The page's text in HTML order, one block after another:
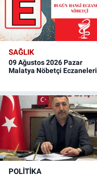
SAĞLIK
09 Ağustos 2026 Pazar
Malatya Nöbetçi Eczaneleri
POLITIKA